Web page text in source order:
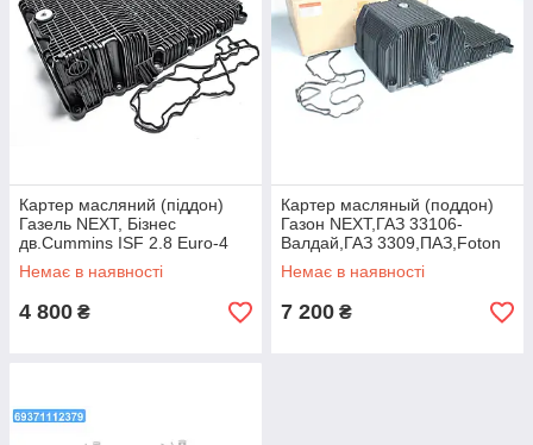
Картер масляний (піддон)
Газель NEXT, Бізнес
дв.Cummins ISF 2.8 Euro-4
(без отвору) (з прокладкою)
(пр.о Cummins Investmen)
Немає в наявності
4 800 ₴
Картер масляный (поддон)
Газон NEXT,ГАЗ 33106-
Валдай,ГАЗ 3309,ПАЗ,Foton
дв.Cummins ISF 3.8 (с
прокладкой) (пр-во Cummins
Немає в наявності
7 200 ₴